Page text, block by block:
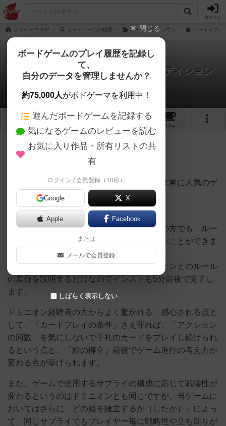
ログイン
ボドゲーマTOP ボードゲームの検索 ハートオブクラウン ハートオブク
ハートオブクラウン：セカンドエディション
ハーベスターさんのレビュー
2 13
カフェ
274名 3名 1年以上前
定期的に開催しているボードゲーム会でも非常に人気のゲ
ームです。
ボードゲーム初心者やドミニオン系未経験の方でも、ルー
ルが比較的分かりやすいためすぐ慣れて遊ぶことができま
また、ドミニオン経験者の方なら、ドミニオンとのルール
の差分を説明するだけなのでインストも5分前後で完了し
ます。
ドミニオン経験者の方からよく驚かれる、感心される点と
して、「カードプレイの条件」さえ守れば、「アクション
の回数」を気にしないで手札のカードをプレイし続けられ
るという点と、「姫の擁立」前後でゲーム進行の考え方が
変わる点が挙げられます。
また、ゲームで使用するサプライの構成に応じて戦略性が
変わるというのはドミニオンとも同じですが、当ゲームに
おいてはさらに「どの姫を擁立するか（したか）」によっ
て、同じサプライでもプレイヤー毎に戦略性や立ち回りが
閉じる
ボードゲームのプレイ履歴を記録し
て、
自分のデータを管理しませんか？
約75,000人がボドゲーマを利用中！
遊んだボードゲームを記録する
気になるゲームのレビューを読む
お気に入り作品・所有リストの共
有
ログイン / 会員登録（10秒）
Google X
Apple Facebook
または
メールで会員登録
しばらく表示しない